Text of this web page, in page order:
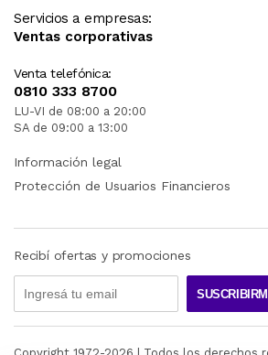
Servicios a empresas:
Ventas corporativas
Venta telefónica:
0810 333 8700
LU-VI de 08:00 a 20:00
SA de 09:00 a 13:00
Información legal
Protección de Usuarios Financieros
Recibí ofertas y promociones